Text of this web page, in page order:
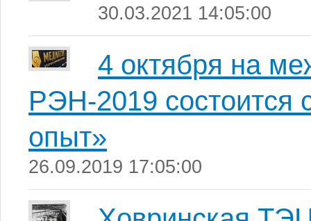
30.03.2021 14:05:00
4 октября на
РЭН-2019
опыт»
26.09.2019 17:05:00